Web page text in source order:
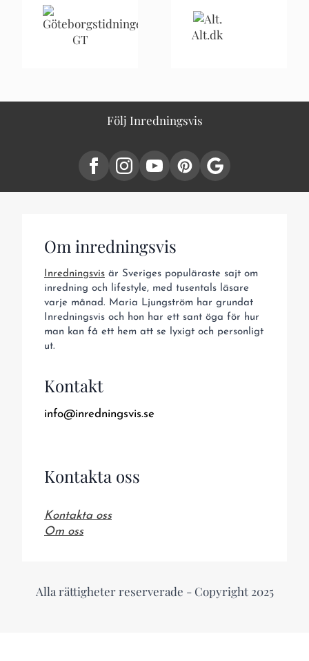
GT Alt.dk
Följ Inredningsvis
Om inredningsvis
Inredningsvis är Sveriges populäraste sajt om
inredning och lifestyle, med tusentals läsare
varje månad. Maria Ljungström har grundat
Inredningsvis och hon har ett sant öga för hur
man kan få ett hem att se lyxigt och personligt
ut.
Kontakt
info@inredningsvis.se
Kontakta oss
Kontakta oss
Om oss
Alla rättigheter reserverade - Copyright 2025